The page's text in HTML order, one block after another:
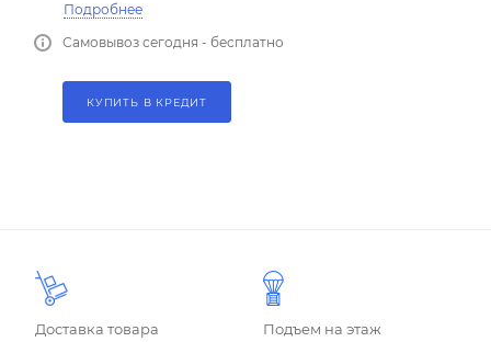
Подробнее
Самовывоз сегодня - бесплатно
КУПИТЬ В КРЕДИТ
Доставка товара Подъем на этаж